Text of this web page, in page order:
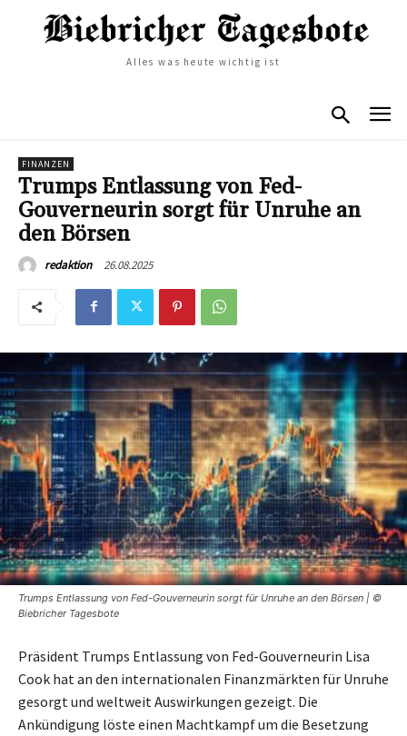
Alles was heute wichtig ist
FINANZEN
Trumps Entlassung von Fed-
Gouverneurin sorgt für Unruhe an
den Börsen
redaktion 26.08.2025
Trumps Entlassung von Fed-Gouverneurin sorgt für Unruhe an den Börsen | ©
Biebricher Tagesbote
Präsident Trumps Entlassung von Fed-Gouverneurin Lisa
Cook hat an den internationalen Finanzmärkten für Unruhe
gesorgt und weltweit Auswirkungen gezeigt. Die
Ankündigung löste einen Machtkampf um die Besetzung